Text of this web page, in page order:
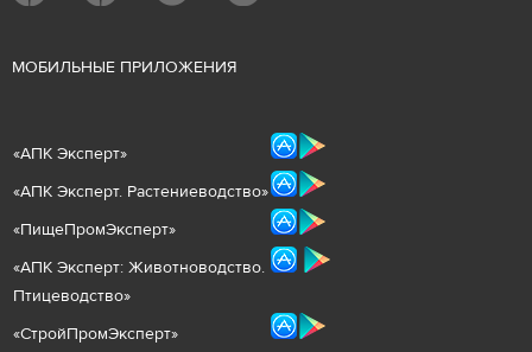
МОБИЛЬНЫЕ ПРИЛОЖЕНИЯ
«АПК Эксперт»
«АПК Эксперт. Растениеводство»
«ПищеПромЭксперт»
«АПК Эксперт: Животноводство.
Птицеводство»
«СтройПромЭксперт»